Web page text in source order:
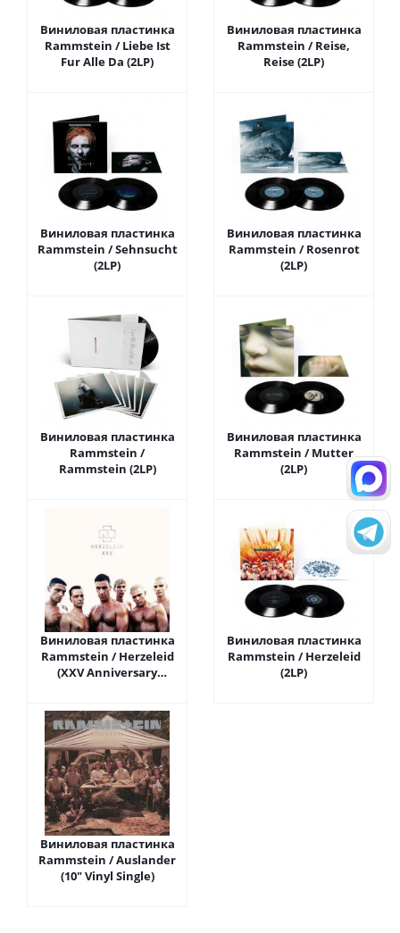
Виниловая пластинка
Rammstein / Liebe Ist
Fur Alle Da (2LP)
Виниловая пластинка
Rammstein / Reise,
Reise (2LP)
Виниловая пластинка
Rammstein / Sehnsucht
(2LP)
Виниловая пластинка
Rammstein / Rosenrot
(2LP)
Виниловая пластинка
Rammstein /
Rammstein (2LP)
Виниловая пластинка
Rammstein / Mutter
(2LP)
Виниловая пластинка
Rammstein / Herzeleid
(XXV Anniversary
Виниловая пластинка
Rammstein / Herzeleid
(2LP)
Виниловая пластинка
Rammstein / Auslander
(10" Vinyl Single)